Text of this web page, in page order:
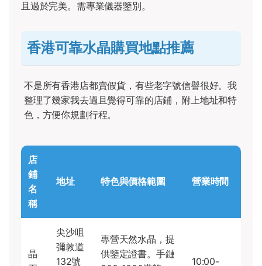
且過於完美。需專業儀器鑒別。
香港可靠水晶購買地點推薦
不是所有香港店都賣假貨，有些老字號信譽很好。我
整理了幾家我去過且覺得可靠的店鋪，附上地址和特
色，方便你規劃行程。
店
鋪
名
稱
地址 特色與價格範圍 營業時間
晶
尖沙咀
彌敦道
132號
專營天然水晶，提
供鑒定證書。手鏈
10:00-